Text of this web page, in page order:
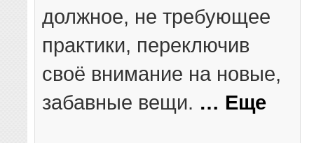
должное, не требующее
практики, переключив
своё внимание на новые,
забавные вещи. … Еще